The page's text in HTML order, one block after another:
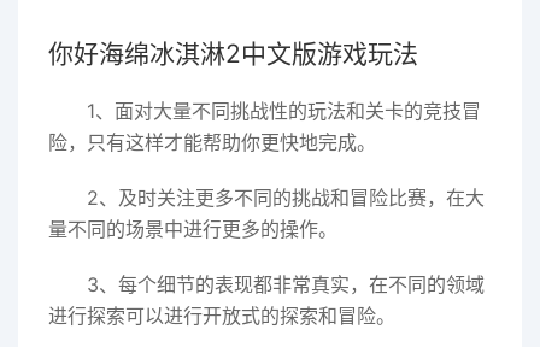
你好海绵冰淇淋2中文版游戏玩法
1、面对大量不同挑战性的玩法和关卡的竞技冒
险，只有这样才能帮助你更快地完成。
2、及时关注更多不同的挑战和冒险比赛，在大
量不同的场景中进行更多的操作。
3、每个细节的表现都非常真实，在不同的领域
进行探索可以进行开放式的探索和冒险。